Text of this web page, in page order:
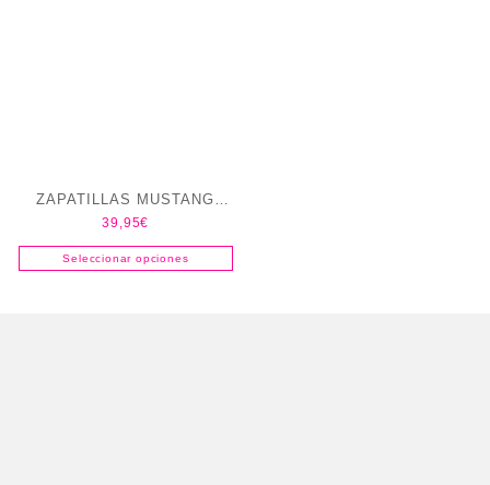
ZAPATILLAS MUSTANG
COMPACT NIÑOS
39,95€
Seleccionar opciones